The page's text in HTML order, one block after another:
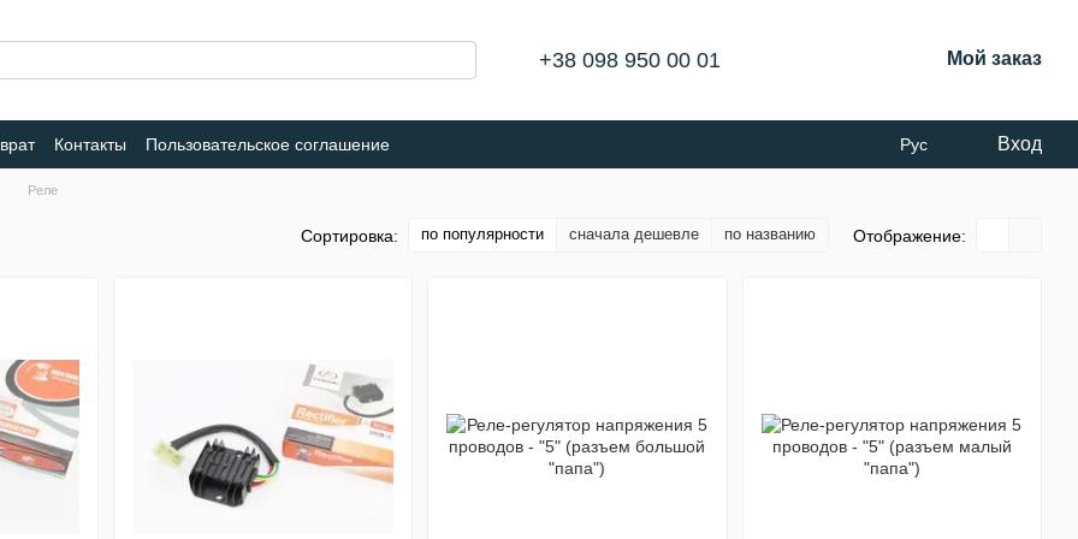
+38 098 950 00 01 Мой заказ
Контакты Пользовательское соглашение Рус Вход
Реле
Сортировка: по популярности сначала дешевле по названию Отображение: